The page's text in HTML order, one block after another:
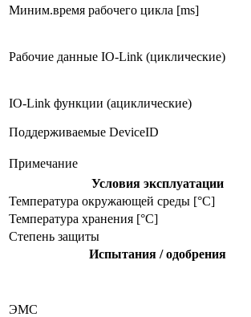
Миним.время рабочего цикла [ms]
Рабочие данные IO-Link (циклические)
IO-Link функции (ациклические)
Поддерживаемые DeviceID
Примечание
Условия эксплуатации
Температура окружающей среды [°C]
Температура хранения [°C]
Степень защиты
Испытания / одобрения
ЭMC